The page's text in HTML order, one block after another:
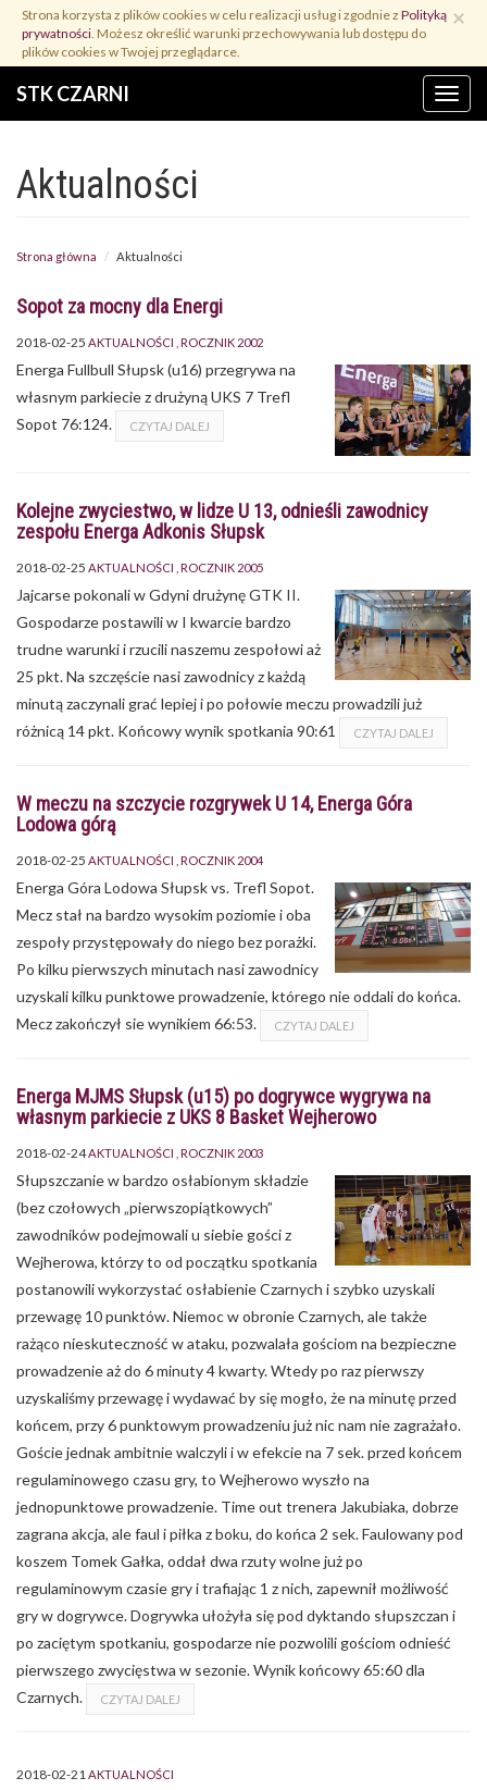
Przejdź
treści
×
Strona korzysta z plików cookies w celu realizacji usług i zgodnie z Polityką
prywatności. Możesz określić warunki przechowywania lub dostępu do
plików cookies w Twojej przeglądarce.
STK CZARNI Menu
Aktualności
Strona główna Aktualności
Sopot za mocny dla Energi
2018-02-25 AKTUALNOŚCI ROCZNIK 2002
Energa Fullbull Słupsk (u16) przegrywa na
własnym parkiecie z drużyną UKS 7 Trefl
Sopot 76:124.
CZYTAJ DALEJ
Kolejne zwyciestwo, w lidze U 13, odnieśli zawodnicy
zespołu Energa Adkonis Słupsk
2018-02-25 AKTUALNOŚCI ROCZNIK 2005
Jajcarse pokonali w Gdyni drużynę GTK II.
Gospodarze postawili w I kwarcie bardzo
trudne warunki i rzucili naszemu zespołowi aż
25 pkt. Na szczęście nasi zawodnicy z każdą
minutą zaczynali grać lepiej i po połowie meczu prowadzili już
różnicą 14 pkt. Końcowy wynik spotkania 90:61
CZYTAJ DALEJ
W meczu na szczycie rozgrywek U 14, Energa Góra
Lodowa górą
2018-02-25 AKTUALNOŚCI ROCZNIK 2004
Energa Góra Lodowa Słupsk vs. Trefl Sopot.
Mecz stał na bardzo wysokim poziomie i oba
zespoły przystępowały do niego bez porażki.
Po kilku pierwszych minutach nasi zawodnicy
uzyskali kilku punktowe prowadzenie, którego nie oddali do końca.
Mecz zakończył sie wynikiem 66:53.
CZYTAJ DALEJ
Energa MJMS Słupsk (u15) po dogrywce wygrywa na
własnym parkiecie z UKS 8 Basket Wejherowo
2018-02-24AKTUALNOŚCI ROCZNIK 2003
Słupszczanie w bardzo osłabionym składzie
(bez czołowych „pierwszopiątkowych”
zawodników podejmowali u siebie gości z
Wejherowa, którzy to od początku spotkania
postanowili wykorzystać osłabienie Czarnych i szybko uzyskali
przewagę 10 punktów. Niemoc w obronie Czarnych, ale także
rażąco nieskuteczność w ataku, pozwalała gościom na bezpieczne
prowadzenie aż do 6 minuty 4 kwarty. Wtedy po raz pierwszy
uzyskaliśmy przewagę i wydawać by się mogło, że na minutę przed
końcem, przy 6 punktowym prowadzeniu już nic nam nie zagrażało.
Goście jednak ambitnie walczyli i w efekcie na 7 sek. przed końcem
regulaminowego czasu gry, to Wejherowo wyszło na
jednopunktowe prowadzenie. Time out trenera Jakubiaka, dobrze
zagrana akcja, ale faul i piłka z boku, do końca 2 sek. Faulowany pod
koszem Tomek Gałka, oddał dwa rzuty wolne już po
regulaminowym czasie gry i trafiając 1 z nich, zapewnił możliwość
gry w dogrywce. Dogrywka ułożyła się pod dyktando słupszczan i
po zaciętym spotkaniu, gospodarze nie pozwolili gościom odnieść
pierwszego zwycięstwa w sezonie. Wynik końcowy 65:60 dla
Czarnych.
CZYTAJ DALEJ
2018-02-21 AKTUALNOŚCI